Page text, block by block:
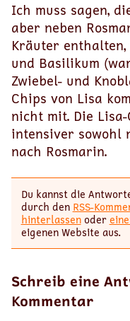
Ich muss sagen,
aber neben
Kräuter
und Basilikum
Zwiebel- und
Chips von Lisa
nicht mit. Die
intensiver sowohl
nach Rosmarin.
Du kannst die
durch den RSS-
hinterlassenoder
eigenen Website aus.
Schreib eine
Kommentar